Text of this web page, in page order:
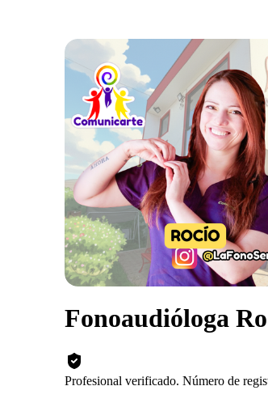
Fonoaudióloga
Profesional verificado. Número de